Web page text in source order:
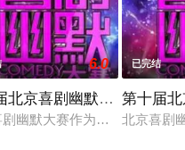
礼在京举行，孪生兄弟郭明
6.0
北京喜剧幽默大赛
幽默大赛作为北京电视台的
已完结
第十届
北京喜剧